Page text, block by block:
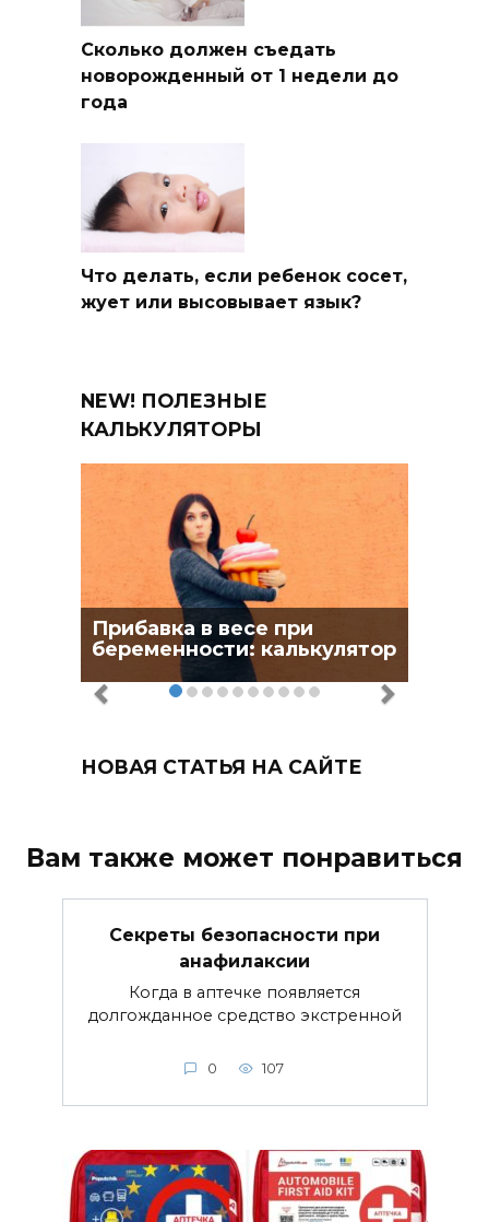
Сколько должен съедать
новорожденный от 1 недели до
года
Что делать, если ребенок сосет,
жует или высовывает язык?
NEW! ПОЛЕЗНЫЕ
КАЛЬКУЛЯТОРЫ
Прибавка в весе при
беременности: калькулятор
НОВАЯ СТАТЬЯ НА САЙТЕ
Вам также может понравиться
Секреты безопасности при
анафилаксии
Когда в аптечке появляется
долгожданное средство экстренной
0 107